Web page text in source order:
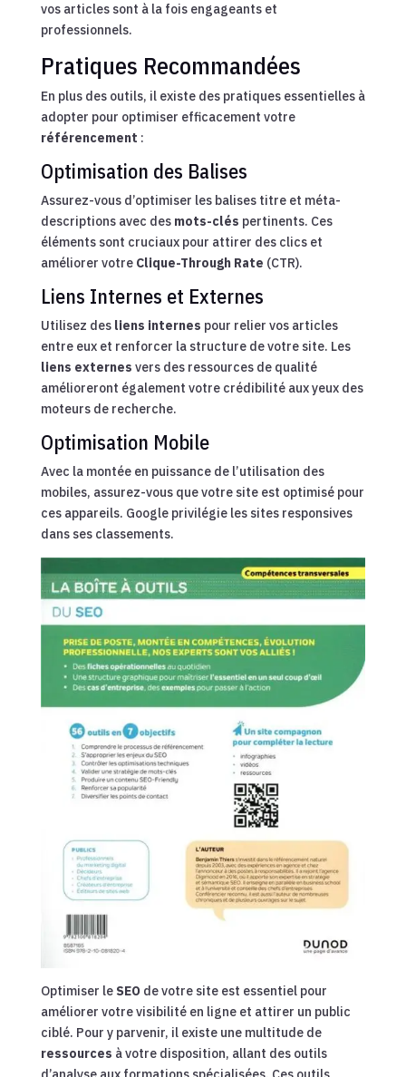
vos articles sont à la fois engageants et
professionnels.
Pratiques Recommandées
En plus des outils, il existe des pratiques essentielles à
adopter pour optimiser efficacement votre
référencement :
Optimisation des Balises
Assurez-vous d’optimiser les balises titre et méta-
descriptions avec des mots-clés pertinents. Ces
éléments sont cruciaux pour attirer des clics et
améliorer votre Clique-Through Rate (CTR).
Liens Internes et Externes
Utilisez des liens internes pour relier vos articles
entre eux et renforcer la structure de votre site. Les
liens externes vers des ressources de qualité
amélioreront également votre crédibilité aux yeux des
moteurs de recherche.
Optimisation Mobile
Avec la montée en puissance de l’utilisation des
mobiles, assurez-vous que votre site est optimisé pour
ces appareils. Google privilégie les sites responsives
dans ses classements.
Optimiser le SEO de votre site est essentiel pour
améliorer votre visibilité en ligne et attirer un public
ciblé. Pour y parvenir, il existe une multitude de
ressources à votre disposition, allant des outils